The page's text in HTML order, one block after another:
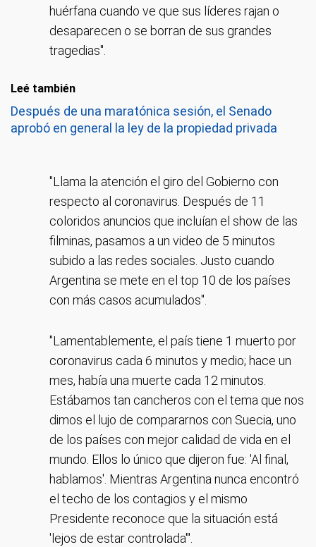
huérfana cuando ve que sus líderes rajan o
desaparecen o se borran de sus grandes
tragedias".
Leé también
Después de una maratónica sesión, el Senado
aprobó en general la ley de la propiedad privada
"Llama la atención el giro del Gobierno con
respecto al coronavirus. Después de 11
coloridos anuncios que incluían el show de las
filminas, pasamos a un video de 5 minutos
subido a las redes sociales. Justo cuando
Argentina se mete en el top 10 de los países
con más casos acumulados".
"Lamentablemente, el país tiene 1 muerto por
coronavirus cada 6 minutos y medio; hace un
mes, había una muerte cada 12 minutos.
Estábamos tan cancheros con el tema que nos
dimos el lujo de compararnos con Suecia, uno
de los países con mejor calidad de vida en el
mundo. Ellos lo único que dijeron fue: 'Al final,
hablamos'. Mientras Argentina nunca encontró
el techo de los contagios y el mismo
Presidente reconoce que la situación está
'lejos de estar controlada'".